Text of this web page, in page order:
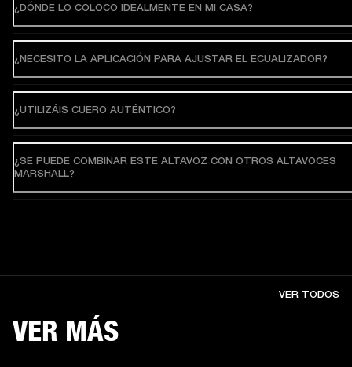
¿DÓNDE LO COLOCO IDEALMENTE EN MI CASA?
¿NECESITO LA APLICACIÓN PARA AJUSTAR EL ECUALIZADOR?
¿UTILIZÁIS CUERO AUTÉNTICO?
¿SE PUEDE COMBINAR ESTE ALTAVOZ CON OTROS ALTAVOCES
MARSHALL?
VER MÁS
VER TODOS